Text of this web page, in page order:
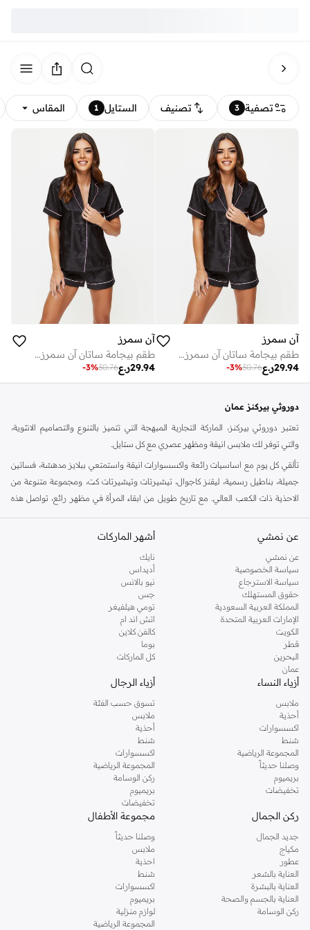
تصفية 3 تصنيف الستايل 1 المقاس
آن سمرز
طقم بيجامة ساتان آن سمرز سيجنتشر
ر.ع29.94
30.76
-3%
آن سمرز
طقم بيجامة ساتان آن سمرز سيجنتشر
ر.ع29.94
30.76
-3%
دوروثي بيركنز عمان
تعتبر دوروثي بيركنز، الماركة التجارية المبهجة التي تتميز بالتنوع والتصاميم الانثوية،
والتي توفر لك ملابس انيقة ومظهر عصري مع كل ستايل.
تألقي كل يوم مع اساسيات رائعة واكسسوارات انيقة واستمتعي ببلايز مدهشة، فساتين
جميلة، بناطيل رسمية، ليقنز كاجوال، تيشيرتات وتيشيرتات كت، ومجموعة متنوعة من
الاحذية ذات الكعب العالي. مع تاريخ طويل من ابقاء المرأة في مظهر رائع، تواصل هذه
كنت تقومين بتجديد خزانة ملابسك الملائمة للعمل، البحث عن فستان مثالي للحفلات او
اليه.
تسوقي دوروثي بيركنز اون لاين مسقط
تسوقي دوروثي بيركنز اون لاين من نمشي واستمتعي باكثر من الف ستايل من مجموعة
دوروثي بيركنز الشهيرة. تصفحي المجموعة كاملة في متجر دوروثي بيركنز اون لاين او
استخدمي القائمة لتحديد تجربة تسوق دوروثي بيركنز اون لاين. خدمة التوصيل السريعة
والدعم الاستثنائي يضمن لك تجربة تسوق ممتعة دائما مع نمشي.
عن نمشي
عن نمشي
سياسة الخصوصية
سياسة الاسترجاع
حقوق المستهلك
المملكة العربية السعودية
الإمارات العربية المتحدة
الكويت
قطر
البحرين
عمان
أشهر الماركات
نايك
أديداس
نيو بالانس
جس
تومي هيلفيغر
اتش اند ام
كالفن كلاين
بوما
كل الماركات
أزياء النساء
ملابس
أحذية
اكسسوارات
شنط
المجموعة الرياضية
وصلنا حديثاً
بريميوم
تخفيضات
أزياء الرجال
تسوق حسب الفئة
ملابس
أحذية
شنط
اكسسوارات
المجموعة الرياضية
ركن الوسامة
بريميوم
تخفيضات
ركن الجمال
جديد الجمال
مكياج
عطور
العناية بالشعر
العناية بالبشرة
العناية بالجسم والصحة
ركن الوسامة
مجموعة الأطفال
وصلنا حديثاً
ملابس
احذية
شنط
اكسسوارات
بريميوم
لوازم منزلية
المجموعة الرياضية